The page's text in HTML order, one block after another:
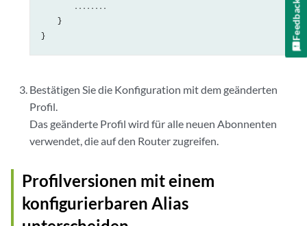
        ........
    }
Bestätigen Sie die Konfiguration mit dem geänderten
Profil.
Das geänderte Profil wird für alle neuen Abonnenten
verwendet, die auf den Router zugreifen.
Profilversionen mit einem
konfigurierbaren Alias
Feedback